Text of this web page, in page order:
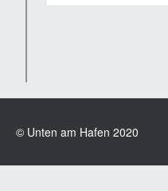
© Unten am Hafen 2020